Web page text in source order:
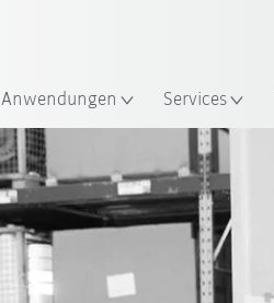
Anwendungen Services